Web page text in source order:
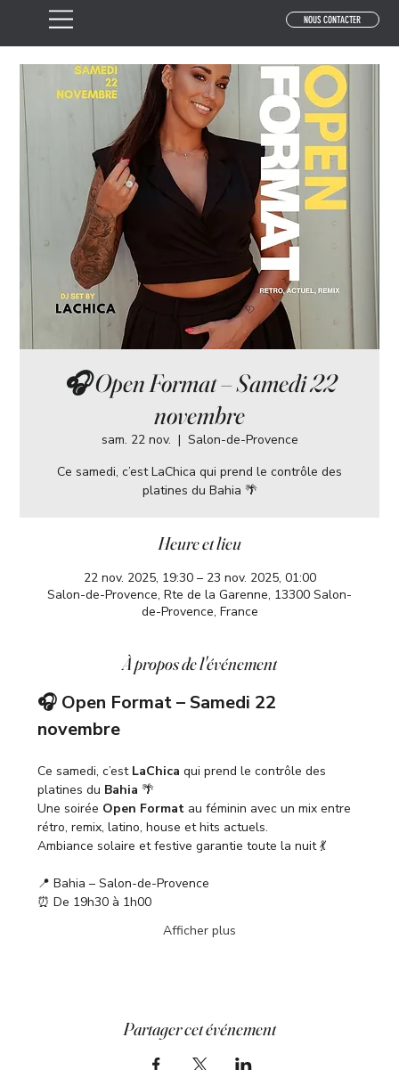
NOUS CONTACTER
🎧 Open Format – Samedi 22
novembre
sam. 22 nov.
  |
Salon-de-Provence
Ce samedi, c’est LaChica qui prend le contrôle des
platines du Bahia 🌴
Heure et lieu
22 nov. 2025, 19:30 – 23 nov. 2025, 01:00
Salon-de-Provence, Rte de la Garenne, 13300 Salon-
de-Provence, France
À propos de l'événement
🎧 Open Format – Samedi 22
novembre
Ce samedi, c’est LaChica qui prend le contrôle des
platines du Bahia 🌴
Une soirée Open Format au féminin avec un mix entre
rétro, remix, latino, house et hits actuels.
Ambiance solaire et festive garantie toute la nuit 💃
📍 Bahia – Salon-de-Provence
⏰ De 19h30 à 1h00
Afficher plus
Partager cet événement